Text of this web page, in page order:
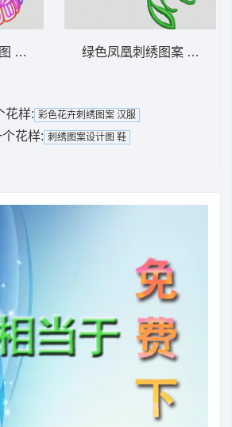
佛人物 绿色凤凰刺绣图案 凤凰
花样: 彩色花卉刺绣图案 汉服
花样: 刺绣图案设计图 鞋